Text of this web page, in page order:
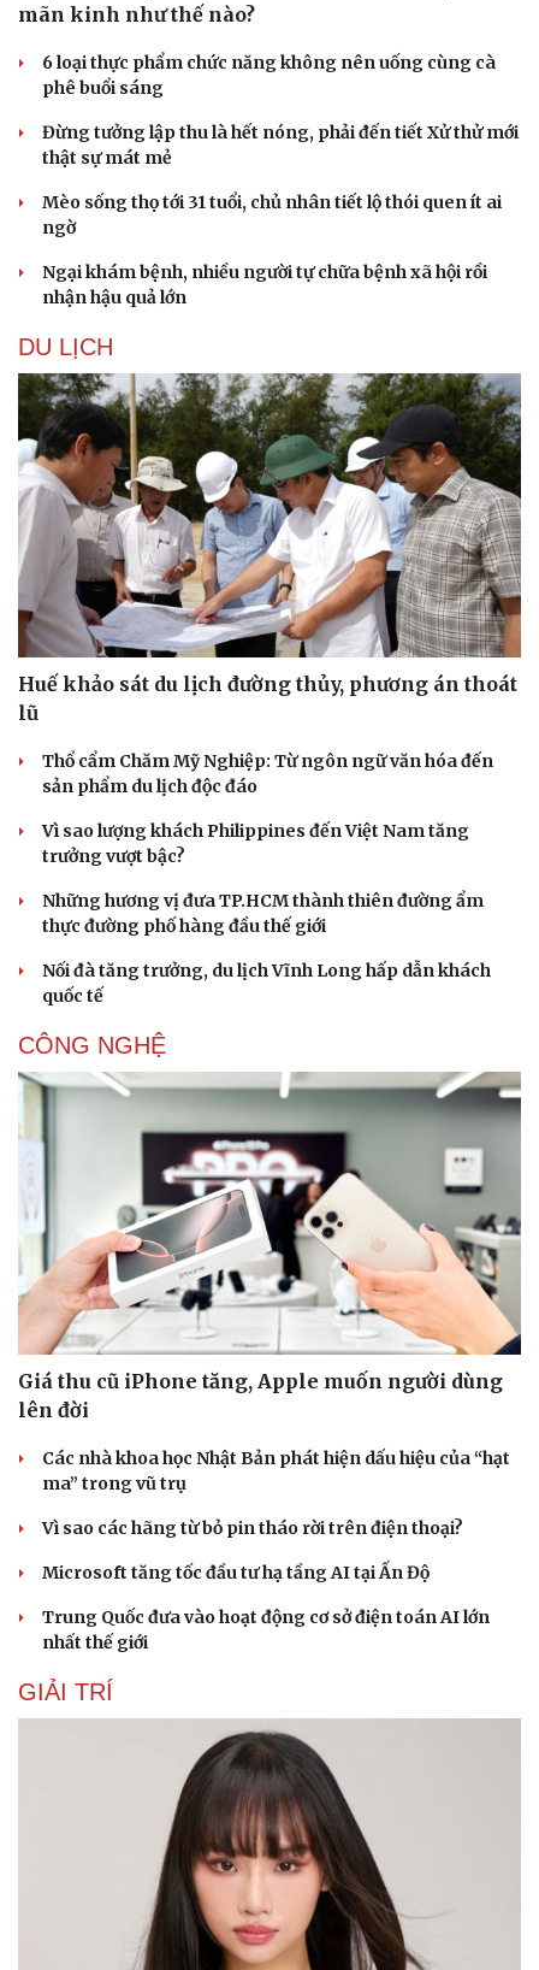
Văn hóa
Sân khấu - Điện ảnh
Văn học
Âm nhạc
Di sản
Giải trí
Nghệ sĩ
Thời trang
mãn kinh như thế nào?
6 loại thực phẩm chức năng không nên uống cùng cà
phê buổi sáng
Đừng tưởng lập thu là hết nóng, phải đến tiết Xử thử mới
thật sự mát mẻ
Mèo sống thọ tới 31 tuổi, chủ nhân tiết lộ thói quen ít ai
ngờ
Ngại khám bệnh, nhiều người tự chữa bệnh xã hội rồi
nhận hậu quả lớn
DU LỊCH
Huế khảo sát du lịch đường thủy, phương án thoát
lũ
Thổ cẩm Chăm Mỹ Nghiệp: Từ ngôn ngữ văn hóa đến
sản phẩm du lịch độc đáo
Vì sao lượng khách Philippines đến Việt Nam tăng
trưởng vượt bậc?
Những hương vị đưa TP.HCM thành thiên đường ẩm
thực đường phố hàng đầu thế giới
Nối đà tăng trưởng, du lịch Vĩnh Long hấp dẫn khách
quốc tế
CÔNG NGHỆ
Giá thu cũ iPhone tăng, Apple muốn người dùng
lên đời
Các nhà khoa học Nhật Bản phát hiện dấu hiệu của “hạt
ma” trong vũ trụ
Vì sao các hãng từ bỏ pin tháo rời trên điện thoại?
Microsoft tăng tốc đầu tư hạ tầng AI tại Ấn Độ
Trung Quốc đưa vào hoạt động cơ sở điện toán AI lớn
nhất thế giới
GIẢI TRÍ